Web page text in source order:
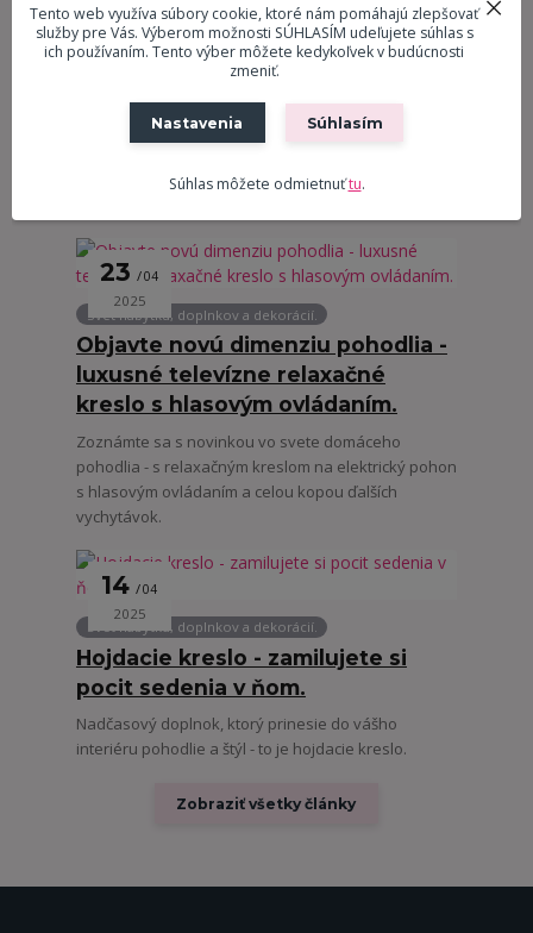
08
Svet nábytku, doplnkov a dekorácií.
Zdravotné benefity
23 04
2025
Svet nábytku, doplnkov a dekorácií.
Objavte novú dimenziu pohodlia -
luxusné televízne relaxačné
kreslo s hlasovým ovládaním.
Zoznámte sa s novinkou vo svete domáceho
pohodlia - s relaxačným kreslom na elektrický pohon
s hlasovým ovládaním a celou kopou ďalších
vychytávok.
14 04
2025
Svet nábytku, doplnkov a dekorácií.
Hojdacie kreslo - zamilujete si
pocit sedenia v ňom.
Nadčasový doplnok, ktorý prinesie do vášho
interiéru pohodlie a štýl - to je hojdacie kreslo.
Zobraziť všetky články
Tento web využíva súbory cookie, ktoré nám pomáhajú zlepšovať
služby pre Vás. Výberom možnosti SÚHLASÍM udeľujete súhlas s
ich používaním. Tento výber môžete kedykoľvek v budúcnosti
zmeniť.
Nastavenia Súhlasím
Súhlas môžete odmietnuťtu.